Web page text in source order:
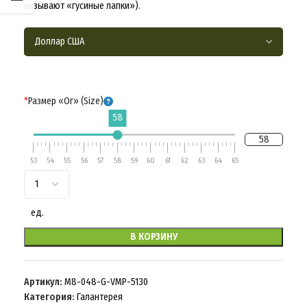
называют «гусиные лапки»).
*Размер «Ог» (Size)
58
53 54 55 56 57 58 59 60 61 62 63 64 65
58
ед.
В КОРЗИНУ
Артикул: M8-048-G-VMP-5130
Категория: Галантерея